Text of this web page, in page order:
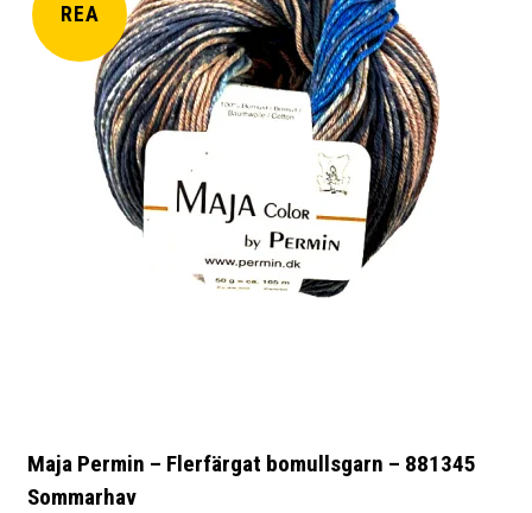
REA
Maja Permin – Flerfärgat bomullsgarn – 881345
Sommarhav